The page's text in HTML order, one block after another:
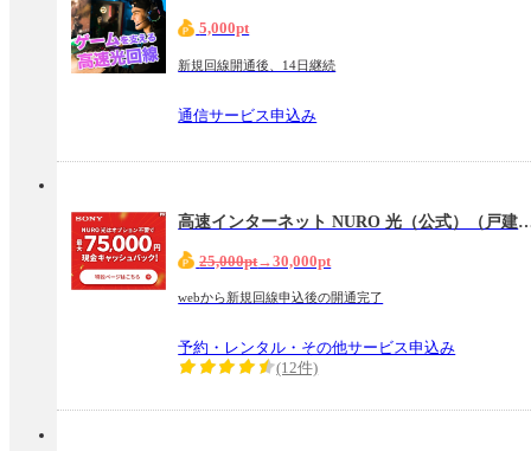
5,000pt
新規回線開通後、14日継続
通信サービス申込み
高速インターネット NURO 光（公式
25,000pt→30,000pt
webから新規回線申込後の開通完了
予約・レンタル・その他サービス申込み
(12件)